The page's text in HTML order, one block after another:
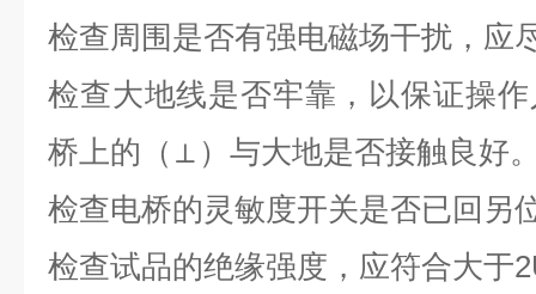
检查周围是否有强电磁场干扰，应
检查大地线是否牢靠，以保证操
桥上的（⊥）与大地是否接触良好
检查电桥的灵敏度开关是否已回另
检查试品的绝缘强度，应符合大于